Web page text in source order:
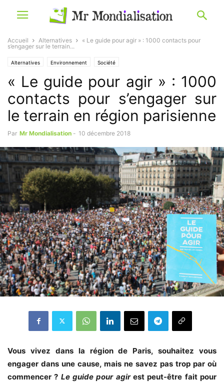
Accueil Alternatives
« Le guide pour agir » : 1000 contacts pour
s’engager sur le terrain...
Alternatives Environnement Société
« Le guide pour agir » : 1000
contacts pour s’engager sur
le terrain en région parisienne
Par Mr Mondialisation - 10 décembre 2018
Vous vivez dans la région de Paris, souhaitez vous
engager dans une cause, mais ne savez pas trop par où
commencer ? Le guide pour agirest peut-être fait pour